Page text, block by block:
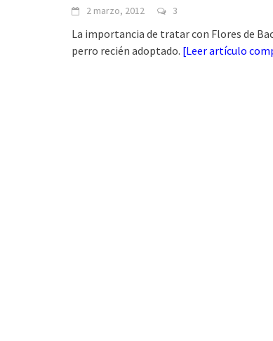
2 marzo, 2012 3
La importancia de tratar con Flores de
perro recién adoptado. [Leer artículo